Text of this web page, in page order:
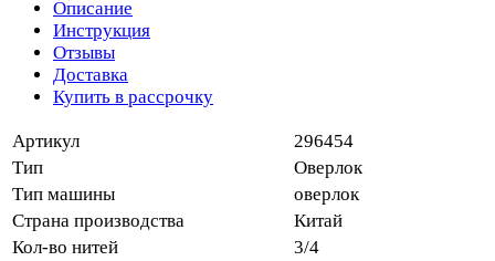
Описание
Инструкция
Отзывы
Доставка
Купить в рассрочку
Артикул
296454
Тип
Оверлок
Тип машины
оверлок
Страна производства
Китай
Кол-во нитей
3/4